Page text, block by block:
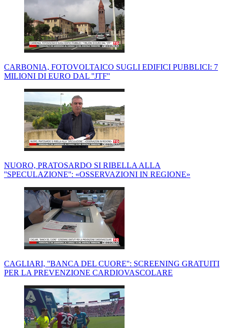
CARBONIA, FOTOVOLTAICO SUGLI EDIFICI PUBBLICI: 7
MILIONI DI EURO DAL ''JTF''
NUORO, PRATOSARDO SI RIBELLA ALLA
''SPECULAZIONE'': «OSSERVAZIONI IN REGIONE»
CAGLIARI, ''BANCA DEL CUORE'': SCREENING GRATUITI
PER LA PREVENZIONE CARDIOVASCOLARE